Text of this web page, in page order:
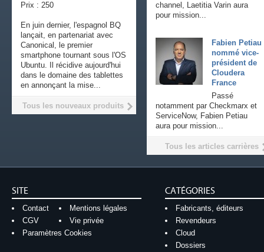
channel, Laetitia Varin aura
pour mission...
Fabien Petiau
nommé vice-
président de
Cloudera
France
Passé
notamment par Checkmarx et
ServiceNow, Fabien Petiau
aura pour mission...
Tous les articles carrières
Prix : 250
En juin dernier, l'espagnol BQ
lançait, en partenariat avec
Canonical, le premier
smartphone tournant sous l'OS
Ubuntu. Il récidive aujourd'hui
dans le domaine des tablettes
en annonçant la mise...
Tous les nouveaux produits
SITE
Contact
Mentions légales
CGV
Vie privée
Paramètres Cookies
CATÉGORIES
Fabricants, éditeurs
Revendeurs
Cloud
Dossiers